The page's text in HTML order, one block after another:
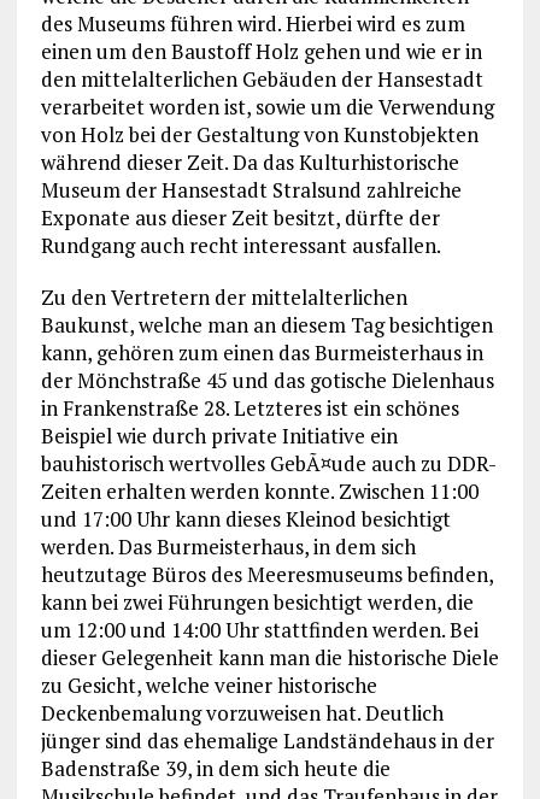
des Museums führen wird. Hierbei wird es zum
einen um den Baustoff Holz gehen und wie er in
den mittelalterlichen Gebäuden der Hansestadt
verarbeitet worden ist, sowie um die Verwendung
von Holz bei der Gestaltung von Kunstobjekten
während dieser Zeit. Da das Kulturhistorische
Museum der Hansestadt Stralsund zahlreiche
Exponate aus dieser Zeit besitzt, dürfte der
Rundgang auch recht interessant ausfallen.
Zu den Vertretern der mittelalterlichen
Baukunst, welche man an diesem Tag besichtigen
kann, gehören zum einen das Burmeisterhaus in
der Mönchstraße 45 und das gotische Dielenhaus
in Frankenstraße 28. Letzteres ist ein schönes
Beispiel wie durch private Initiative ein
bauhistorisch wertvolles GebÃ¤ude auch zu DDR-
Zeiten erhalten werden konnte. Zwischen 11:00
und 17:00 Uhr kann dieses Kleinod besichtigt
werden. Das Burmeisterhaus, in dem sich
heutzutage Büros des Meeresmuseums befinden,
kann bei zwei Führungen besichtigt werden, die
um 12:00 und 14:00 Uhr stattfinden werden. Bei
dieser Gelegenheit kann man die historische Diele
zu Gesicht, welche veiner historische
Deckenbemalung vorzuweisen hat. Deutlich
jünger sind das ehemalige Landständehaus in der
Badenstraße 39, in dem sich heute die